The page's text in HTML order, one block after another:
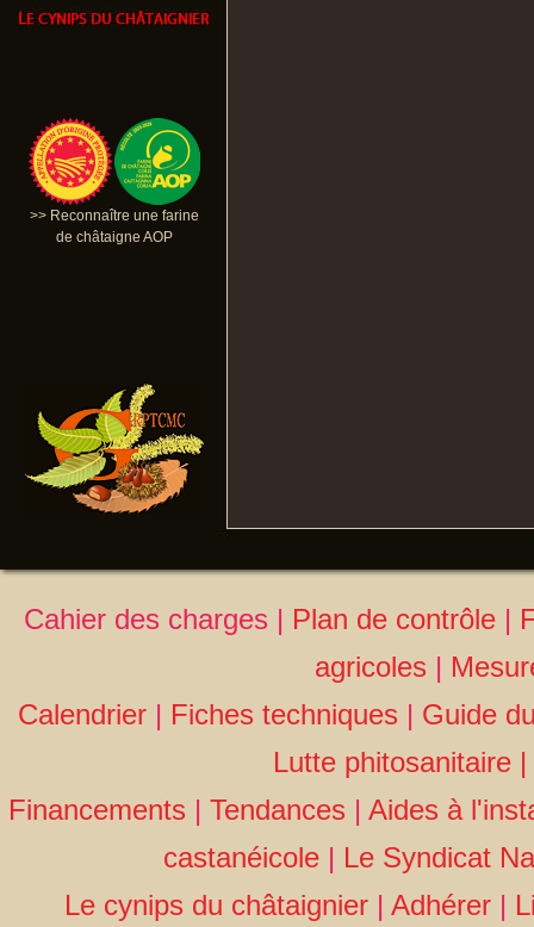
>> Reconnaître une farine
de châtaigne AOP
Cahier des charges | Plan de contrôle|
agricoles |
Calendrier| Fiches techniques | Guide
Lutte phitosanitaire|
Financements | Tendances | Aides à
castanéicole| Le Syndicat
Le cynips du châtaignier | Adhérer |